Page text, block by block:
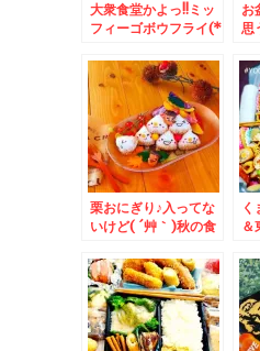
大衆食堂かよっ!!ミッ
フィーゴボウフライ(*
グ♪＆士幌町生産者還
元用ポテトチップス」
「塩味」「のり塩味」
「コンソメ味」 ポテ
チ最強の美味しさ♪
お
思
い
栗おにぎり♪入ってな
いけど( ´艸｀)秋の食
西岡店」さんのお蕎麦
が今日格別美味しい～
作り手さんによって違
うのかなぁ
く
＆
山
つ
全
♪